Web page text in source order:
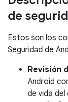
de
Estos son los
Seguridad de
Revisión
Android
de vida